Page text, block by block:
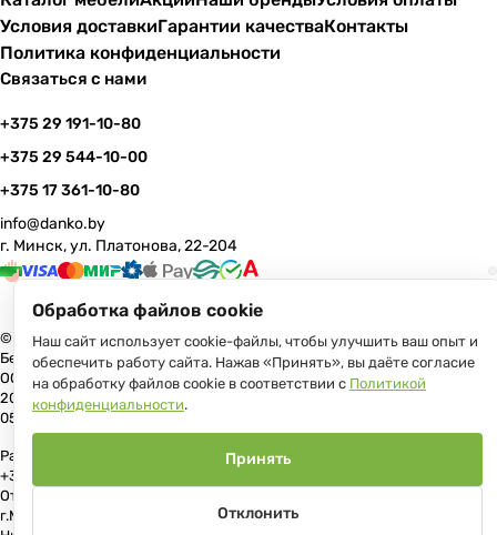
Условия доставкиГарантии качестваКонтакты
Политика конфиденциальности
Связаться с нами
+375 29 191-10-80
+375 29 544-10-00
+375 17 361-10-80
info@danko.by
г. Минск, ул. Платонова, 22-204
© 2026 Данко Бай: качественная мебель с оперативной доставкой по
Беларуси
ООО «Гранд Парк», юр.адрес: 220005, Минск, ул. Платонова, 22, пом.
204 В торговом реестре с 17 июля 2013 г. Регистрация №191081534,
05.11.2008, Мингорисполком.
Рассмотрение обращений потребителей, телефон +375 (17) 361-10-80,
+375 (29) 191-10-80, +375 (29) 544-10-00, e-mail: info@danko.by
Отдел торговли и услуг Администрации Первомайского района
г.Минска: тел. +375(17)215-14-65, Начальник отдела: Жакович Юлия
Обработка файлов cookie
Наш сайт использует cookie-файлы, чтобы улучшить ваш опыт и
обеспечить работу сайта. Нажав «Принять», вы даёте согласие
на обработку файлов cookie в соответствии с Политикой
конфиденциальности.
Отклонить
Принять